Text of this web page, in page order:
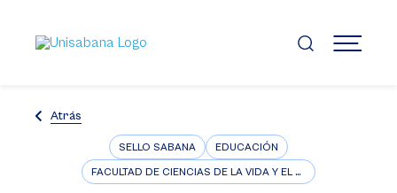
contenido
principal
MENÚ
Atrás
SELLO SABANA EDUCACIÓN
FACULTAD DE CIENCIAS DE LA VIDA Y EL BIENESTAR